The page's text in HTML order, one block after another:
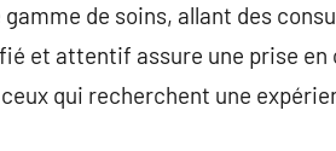
gamme de soins, allant des
et attentif assure une prise
qui recherchent une